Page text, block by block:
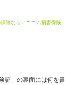
険ならアニコム損害保険
証」の裏面には何を